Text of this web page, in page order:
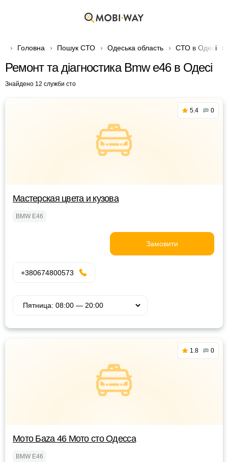
Головна Пошук СТО Одеська область СТО в Одесі
Ремонт та діагностика Bmw e46 в Одесі
Знайдено 12 служби сто
5.4 0
Мастерская цвета и кузова
BMW E46
Замовити
+380674800573
1.8 0
Мото Баzа 46 Мото сто Одесса
BMW E46